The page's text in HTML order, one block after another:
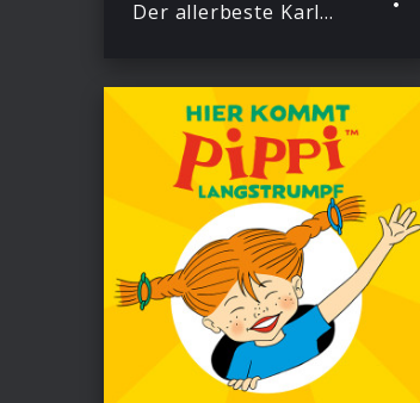
Der allerbeste Karlsson auf der Welt